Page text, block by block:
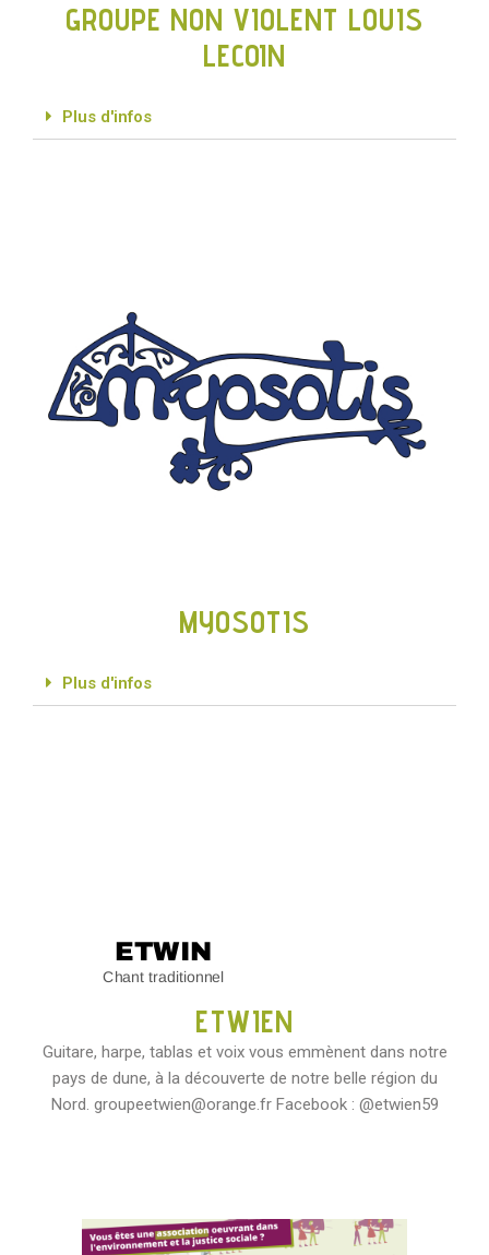
GROUPE NON VIOLENT LOUIS
LECOIN
Plus d'infos
MYOSOTIS
Plus d'infos
ETWIEN
Guitare, harpe, tablas et voix vous emmènent dans notre
pays de dune, à la découverte de notre belle région du
Nord. groupeetwien@orange.fr Facebook : @etwien59